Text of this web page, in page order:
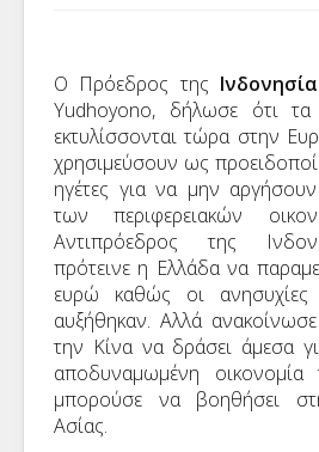
Ο Πρόεδρος της
Yudhoyono, δήλωσε ότι
εκτυλίσσονται τώρα στην
χρησιμεύσουν ως
ηγέτες για να μην
των περιφερειακών
Αντιπρόεδρος της
πρότεινε η Ελλάδα να
ευρώ καθώς οι
αυξήθηκαν. Αλλά
την Κίνα να δράσει άμεσα
αποδυναμωμένη
μπορούσε να βοηθήσει
Ασίας.